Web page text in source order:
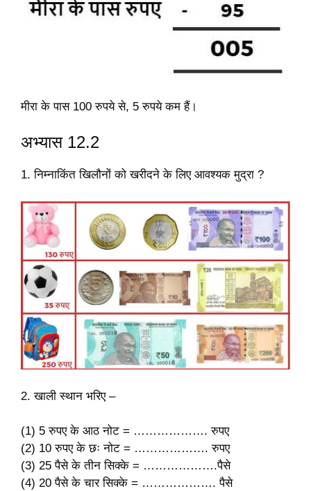
मीरा के पास 100 रुपये से, 5 रुपये कम हैं।
अभ्यास 12.2
1. निम्नाकिंत खिलौनों को खरीदने के लिए आवश्यक मुद्रा ?
2. खाली स्थान भरिए –
(1) 5 रुपए के आठ नोट = ………………. रुपए
(2) 10 रुपए के छः नोट = ………………. रुपए
(3) 25 पैसे के तीन सिक्के = ……………….पैसे
(4) 20 पैसे के चार सिक्के = ………………. पैसे